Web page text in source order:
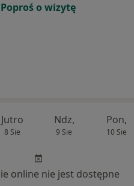
Poproś o wizytę
Jutro
8 Sie
Ndz,
9 Sie
Pon,
10 Sie
online nie jest dostępne